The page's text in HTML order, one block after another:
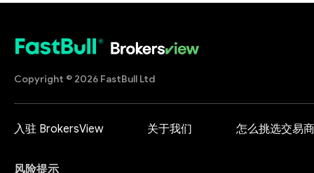
Copyright © 2026 FastBull Ltd
入驻 BrokersView 关于我们 怎么挑选交易商
风险提示